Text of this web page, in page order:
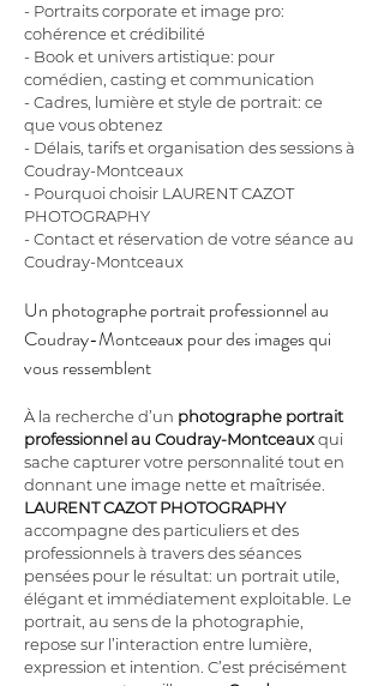
- Portraits corporate et image pro:
cohérence et crédibilité
- Book et univers artistique: pour
comédien, casting et communication
- Cadres, lumière et style de portrait: ce
que vous obtenez
- Délais, tarifs et organisation des sessions à
Coudray-Montceaux
- Pourquoi choisir LAURENT CAZOT
PHOTOGRAPHY
- Contact et réservation de votre séance au
Coudray-Montceaux
Un photographe portrait professionnel au
Coudray-Montceaux pour des images qui
vous ressemblent
À la recherche d’un photographe portrait
professionnel au Coudray-Montceaux qui
sache capturer votre personnalité tout en
donnant une image nette et maîtrisée.
LAURENT CAZOT PHOTOGRAPHY
accompagne des particuliers et des
professionnels à travers des séances
pensées pour le résultat: un portrait utile,
élégant et immédiatement exploitable. Le
portrait, au sens de la photographie,
repose sur l’interaction entre lumière,
expression et intention. C’est précisément